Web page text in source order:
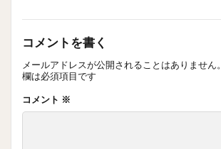
コメントを書く
メールアドレスが公開されることはありません。
欄は必須項目です
コメント ※